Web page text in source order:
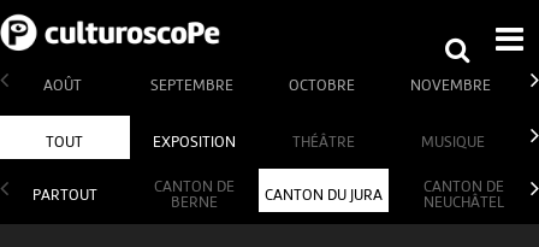
AOÛT SEPTEMBRE OCTOBRE NOVEMBRE
TOUT EXPOSITION THÉÂTRE MUSIQUE
PARTOUT
CANTON DE
BERNE
CANTON DU JURA
CANTON DE
NEUCHÂTEL